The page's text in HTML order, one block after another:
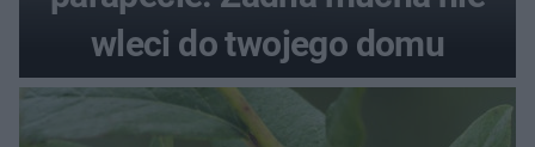
wleci do twojego domu